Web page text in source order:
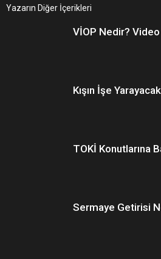
Yazarın Diğer İçerikleri
VİOP Nedir? Video
Kışın İşe
TOKİ Konutlarına
Sermaye Getirisi